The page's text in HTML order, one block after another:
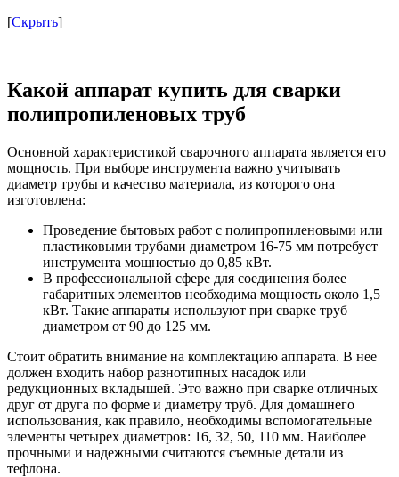
[Скрыть]
Какой аппарат купить для сварки
полипропиленовых труб
Основной характеристикой сварочного аппарата является его
мощность. При выборе инструмента важно учитывать
диаметр трубы и качество материала, из которого она
изготовлена:
Проведение бытовых работ с полипропиленовыми или
пластиковыми трубами диаметром 16-75 мм потребует
инструмента мощностью до 0,85 кВт.
В профессиональной сфере для соединения более
габаритных элементов необходима мощность около 1,5
кВт. Такие аппараты используют при сварке труб
диаметром от 90 до 125 мм.
Стоит обратить внимание на комплектацию аппарата. В нее
должен входить набор разнотипных насадок или
редукционных вкладышей. Это важно при сварке отличных
друг от друга по форме и диаметру труб. Для домашнего
использования, как правило, необходимы вспомогательные
элементы четырех диаметров: 16, 32, 50, 110 мм. Наиболее
прочными и надежными считаются съемные детали из
тефлона.